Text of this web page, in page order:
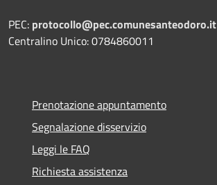
PEC: protocollo@pec.comunesanteodoro.it
Centralino Unico: 0784860011
Prenotazione appuntamento
Segnalazione disservizio
Leggi le FAQ
Richiesta assistenza